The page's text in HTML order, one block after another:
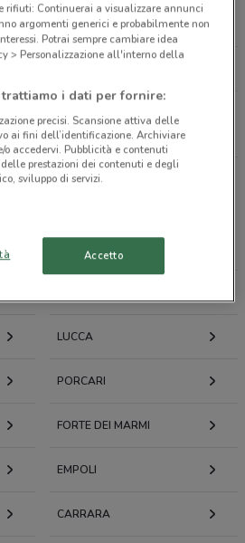
negozi
per città nelle vicinanze
LUCCA
PORCARI
FORTE DEI MARMI
EMPOLI
CARRARA
rifiuti: Continuerai a visualizzare annunci
argomenti generici e probabilmente non
Potrai sempre cambiare idea
> Personalizzazione all'interno della
i dati per fornire:
precisi. Scansione attiva delle
ai fini dell’identificazione. Archiviare
o accedervi. Pubblicità e contenuti
prestazioni dei contenuti e degli
sviluppo di servizi.
Accetto